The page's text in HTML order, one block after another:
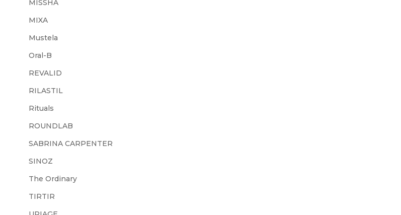
MISSHA
MIXA
Mustela
Oral-B
REVALID
RILASTIL
Rituals
ROUNDLAB
SABRINA CARPENTER
SINOZ
The Ordinary
TIRTIR